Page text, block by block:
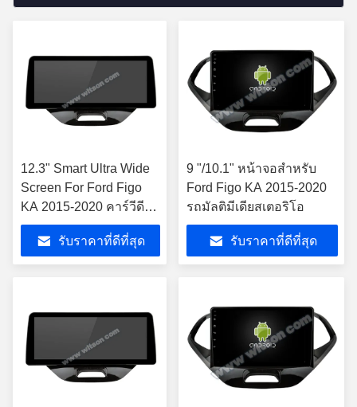
12.3" Smart Ultra Wide
Screen For Ford Figo
KA 2015-2020 คาร์วีดีโอ
QLED มัลติมีเดีย สเตเรีย
เพลย์
รับราคาที่ดีที่สุด
9 "/10.1" หน้าจอสำหรับ
Ford Figo KA 2015-2020
รถมัลติมีเดียสเตอริโอ
รับราคาที่ดีที่สุด